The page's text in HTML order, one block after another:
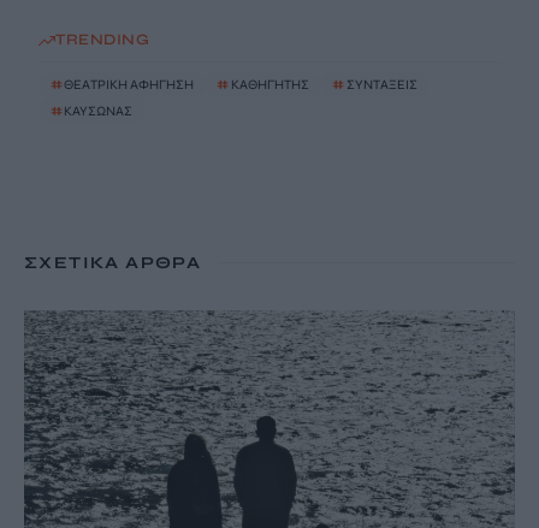
TRENDING
#ΘΕΑΤΡΙΚΗ ΑΦΗΓΗΣΗ # ΚΑΘΗΓΗΤΗΣ # ΣΥΝΤΑΞΕΙΣ
# ΚΑΥΣΩΝΑΣ
ΣΧΕΤΙΚΆ ΆΡΘΡΑ